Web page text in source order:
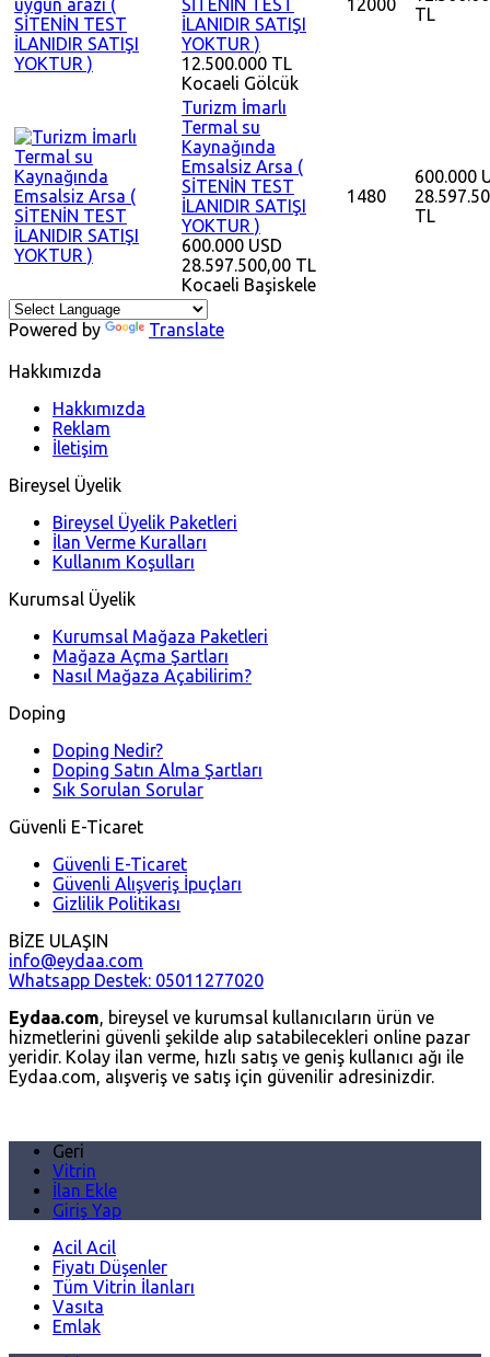
SİTENİN TEST
İLANIDIR SATIŞI
YOKTUR )
12.500.000 TL
Kocaeli Gölcük
12000
TL
Turizm İmarlı
Termal su
Kaynağında
Emsalsiz Arsa (
SİTENİN TEST
İLANIDIR SATIŞI
YOKTUR )
600.000 USD
28.597.500,00 TL
Kocaeli Başiskele
1480
600.000
TL
Powered by Translate
Hakkımızda
Hakkımızda
Reklam
İletişim
Bireysel Üyelik
Bireysel Üyelik Paketleri
İlan Verme Kuralları
Kullanım Koşulları
Kurumsal Üyelik
Kurumsal Mağaza Paketleri
Mağaza Açma Şartları
Nasıl Mağaza Açabilirim?
Doping
Doping Nedir?
Doping Satın Alma Şartları
Sık Sorulan Sorular
Güvenli E-Ticaret
Güvenli E-Ticaret
Güvenli Alışveriş İpuçları
Gizlilik Politikası
BİZE ULAŞIN
info@eydaa.com
Whatsapp Destek: 05011277020
Eydaa.com, bireysel ve kurumsal kullanıcıların ürün ve
hizmetlerini güvenli şekilde alıp satabilecekleri online pazar
yeridir. Kolay ilan verme, hızlı satış ve geniş kullanıcı ağı ile
Eydaa.com, alışveriş ve satış için güvenilir adresinizdir.
Geri
Vitrin
İlan Ekle
Giriş Yap
Acil Acil
Fiyatı Düşenler
Tüm Vitrin İlanları
Vasıta
Emlak